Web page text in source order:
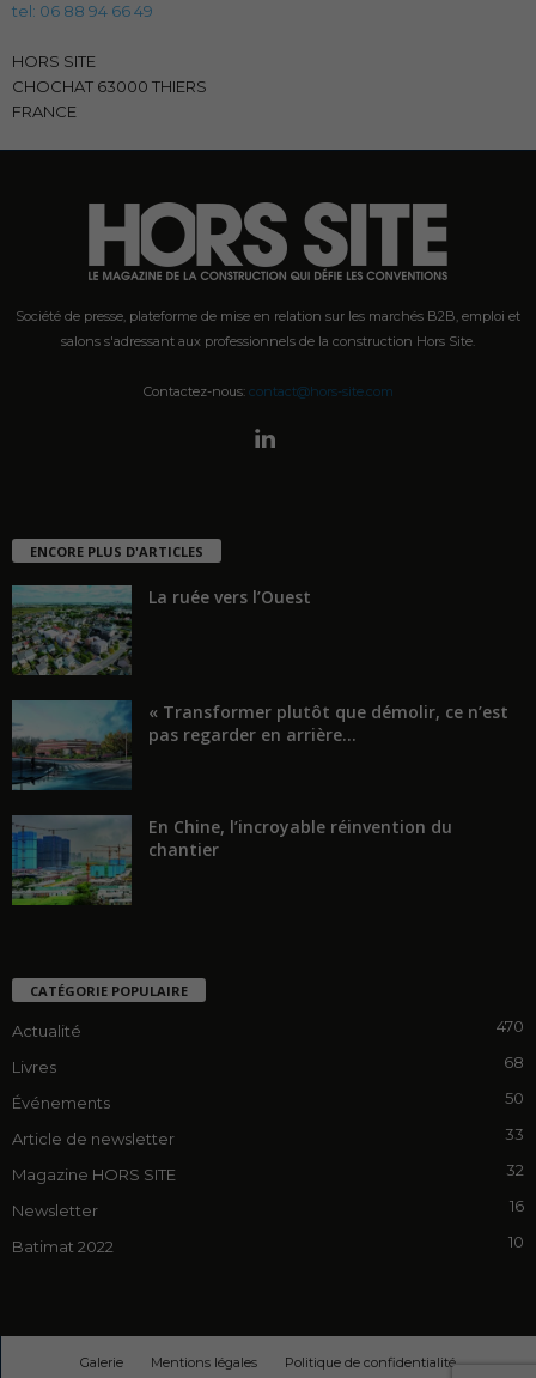
tel: 06 88 94 66 49
HORS SITE
CHOCHAT 63000 THIERS
FRANCE
Société de presse, plateforme de mise en relation sur les marchés B2B, emploi et
salons s'adressant aux professionnels de la construction Hors Site.
Contactez-nous: contact@hors-site.com
ENCORE PLUS D'ARTICLES
La ruée vers l’Ouest
« Transformer plutôt que démolir, ce n’est
pas regarder en arrière...
En Chine, l’incroyable réinvention du
chantier
CATÉGORIE POPULAIRE
Actualité 470
Livres 68
Événements 50
Article de newsletter 33
Magazine HORS SITE 32
Newsletter 16
Batimat 2022 10
Galerie Mentions légales Politique de confidentialité